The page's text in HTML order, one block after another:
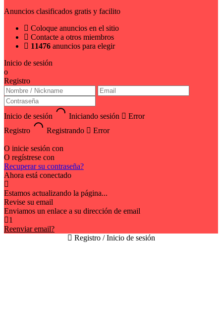
Anuncios clasificados gratis y facilito
Coloque anuncios en el sitio
Contacte a otros miembros
11476 anuncios para elegir
Inicio de sesión
o
Registro
Inicio de sesión Iniciando sesión
Error
Registro
Registrando Error
O inicie sesión con
O regístrese con
Recuperar su contraseña?
Ahora está conectado
Estamos actualizando la página...
Revise su email
Enviamos un enlace a su dirección de email
1
Reenviar email?
Registro / Inicio de sesión